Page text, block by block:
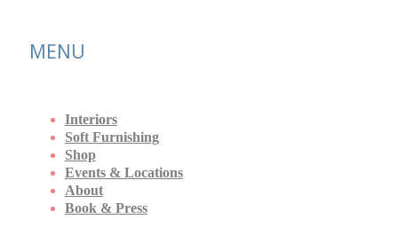
MENU
Interiors
Soft Furnishing
Shop
Events & Locations
About
Book & Press